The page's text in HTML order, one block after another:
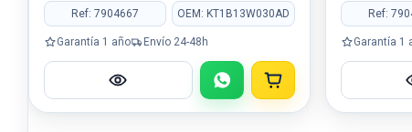
Ref: 7904667 OEM: KT1B13W030AD
Garantía 1 año Envío 24-48h
Ref:
Garantía 1